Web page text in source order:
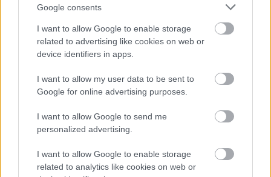
Google consents
I want to allow Google to enable storage
related to advertising like cookies on web or
device identifiers in apps.
I want to allow my user data to be sent to
Google for online advertising purposes.
I want to allow Google to send me
personalized advertising.
I want to allow Google to enable storage
related to analytics like cookies on web or
μέτρα ασφάλειας για τους εργαζόμενους με βίζα
και μείωση των ωρών εργασίας.
Αναφέρουν όμως ότι η Teleperformance έχει
αντιταχθεί στην προσπάθεια συνδικαλισμού από το
offset.
«Έδειξαν τις προθέσεις τους από την αρχή. Θα
κάνουν τα πάντα για να μην υπογραφεί η συλλογική